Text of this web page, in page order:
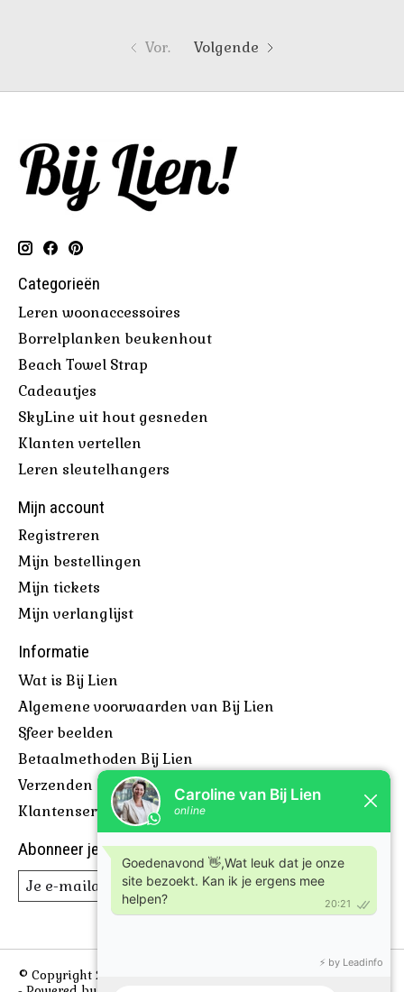
Vor. Volgende
Categorieën
Leren woonaccessoires
Borrelplanken beukenhout
Beach Towel Strap
Cadeautjes
SkyLine uit hout gesneden
Klanten vertellen
Leren sleutelhangers
Mijn account
Registreren
Mijn bestellingen
Mijn tickets
Mijn verlanglijst
Informatie
Wat is Bij Lien
Algemene voorwaarden van Bij Lien
Sfeer beelden
Betaalmethoden Bij Lien
Verzenden & retourneren
Klantenservice Bij Lien
Abonneer je op onze nieuwsbrief
Abonneer
© Copyright 2026 Bijlien, voor leuke borrelplanken en meer